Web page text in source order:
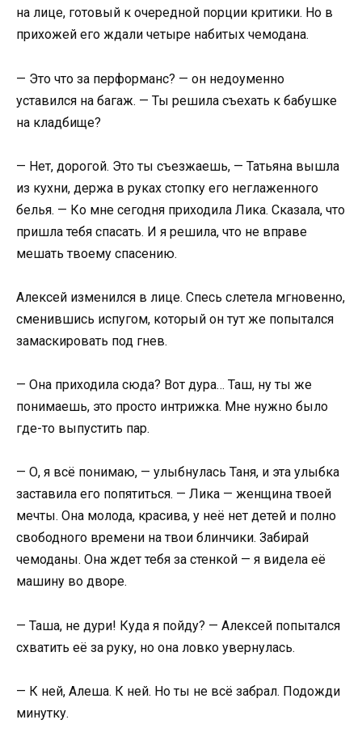
на лице, готовый к очередной порции критики. Но в
прихожей его ждали четыре набитых чемодана.
— Это что за перформанс? — он недоуменно
уставился на багаж. — Ты решила съехать к бабушке
на кладбище?
— Нет, дорогой. Это ты съезжаешь, — Татьяна вышла
из кухни, держа в руках стопку его неглаженного
белья. — Ко мне сегодня приходила Лика. Сказала, что
пришла тебя спасать. И я решила, что не вправе
мешать твоему спасению.
Алексей изменился в лице. Спесь слетела мгновенно,
сменившись испугом, который он тут же попытался
замаскировать под гнев.
— Она приходила сюда? Вот дура… Таш, ну ты же
понимаешь, это просто интрижка. Мне нужно было
где-то выпустить пар.
— О, я всё понимаю, — улыбнулась Таня, и эта улыбка
заставила его попятиться. — Лика — женщина твоей
мечты. Она молода, красива, у неё нет детей и полно
свободного времени на твои блинчики. Забирай
чемоданы. Она ждет тебя за стенкой — я видела её
машину во дворе.
— Таша, не дури! Куда я пойду? — Алексей попытался
схватить её за руку, но она ловко увернулась.
— К ней, Алеша. К ней. Но ты не всё забрал. Подожди
минутку.